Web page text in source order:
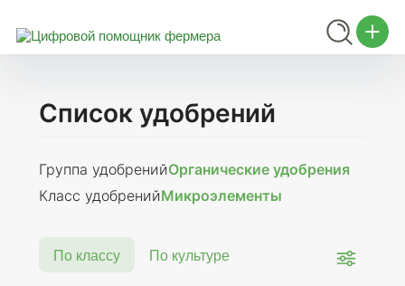
Список удобрений
Группа удобренийОрганические удобрения
Класс удобренийМикроэлементы
По классу По культуре